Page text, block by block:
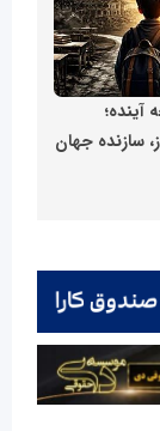
آینده؛
سازنده جهان